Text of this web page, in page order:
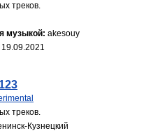
треков.
музыкой: akesouy
19.09.2021
треков.
Кузнецкий